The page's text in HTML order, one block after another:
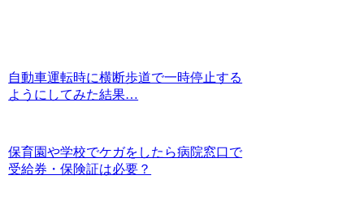
自動車運転時に横断歩道で一時停止する
ようにしてみた結果…
保育園や学校でケガをしたら病院窓口で
受給券・保険証は必要？